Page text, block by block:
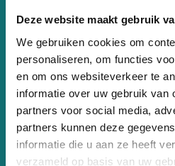
Deze website maakt gebruik
We gebruiken cookies om
personaliseren, om functies
en om ons websiteverkeer te
informatie over uw gebruik van
partners voor social media,
partners kunnen deze
informatie die u aan ze heeft
verzameld op basis van uw
PeaceSleepers maakt hippe en
een bijdrage leveren aan een
Klik dan hier
KVK 81899815
BTW nr. NL003622206B76
Eenkoorn 42, Haren